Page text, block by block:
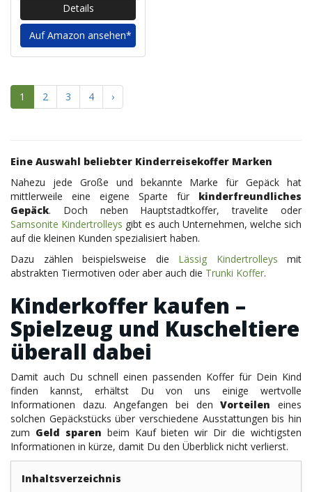
Details
Auf Amazon ansehen*
1 2 3 4 ›
Eine Auswahl beliebter Kinderreisekoffer Marken
Nahezu jede Große und bekannte Marke für Gepäck hat
mittlerweile eine eigene Sparte für kinderfreundliches
Gepäck. Doch neben Hauptstadtkoffer, travelite oder
Samsonite Kindertrolleys gibt es auch Unternehmen, welche sich
auf die kleinen Kunden spezialisiert haben.
Dazu zählen beispielsweise die Lässig Kindertrolleys mit
abstrakten Tiermotiven oder aber auch die Trunki Koffer.
Kinderkoffer kaufen –
Spielzeug und Kuscheltiere
überall dabei
Damit auch Du schnell einen passenden Koffer für Dein Kind
finden kannst, erhältst Du von uns einige wertvolle
Informationen dazu. Angefangen bei denVorteilen eines
solchen Gepäckstücks über verschiedene Ausstattungen bis hin
zum Geld sparen beim Kauf bieten wir Dir die wichtigsten
Informationen in kürze, damit Du den Überblick nicht verlierst.
Inhaltsverzeichnis